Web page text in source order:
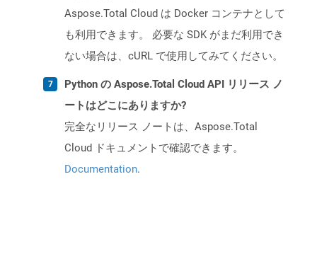
Aspose.Total Cloud は Docker コンテナとして
も利用できます。 必要な SDK がまだ利用でき
ない場合は、cURL で使用してみてください。
Python の Aspose.Total Cloud API リリース ノ
ートはどこにありますか?
完全なリリース ノートは、Aspose.Total
Cloud ドキュメントで確認できます。
Documentation.